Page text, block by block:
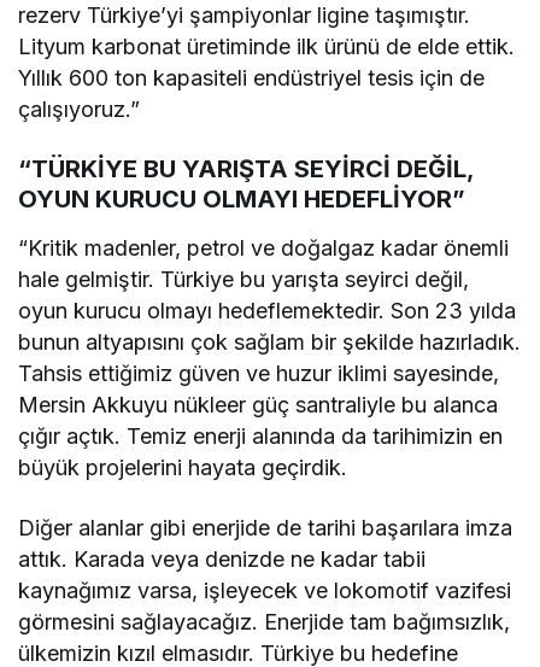
rezerv Türkiye’yi şampiyonlar ligine taşımıştır.
Lityum karbonat üretiminde ilk ürünü de elde ettik.
Yıllık 600 ton kapasiteli endüstriyel tesis için de
çalışıyoruz.”
“TÜRKİYE BU YARIŞTA SEYİRCİ DEĞİL,
OYUN KURUCU OLMAYI HEDEFLİYOR”
“Kritik madenler, petrol ve doğalgaz kadar önemli
hale gelmiştir. Türkiye bu yarışta seyirci değil,
oyun kurucu olmayı hedeflemektedir. Son 23 yılda
bunun altyapısını çok sağlam bir şekilde hazırladık.
Tahsis ettiğimiz güven ve huzur iklimi sayesinde,
Mersin Akkuyu nükleer güç santraliyle bu alanca
çığır açtık. Temiz enerji alanında da tarihimizin en
büyük projelerini hayata geçirdik.
Diğer alanlar gibi enerjide de tarihi başarılara imza
attık. Karada veya denizde ne kadar tabii
kaynağımız varsa, işleyecek ve lokomotif vazifesi
görmesini sağlayacağız. Enerjide tam bağımsızlık,
ülkemizin kızıl elmasıdır. Türkiye bu hedefine